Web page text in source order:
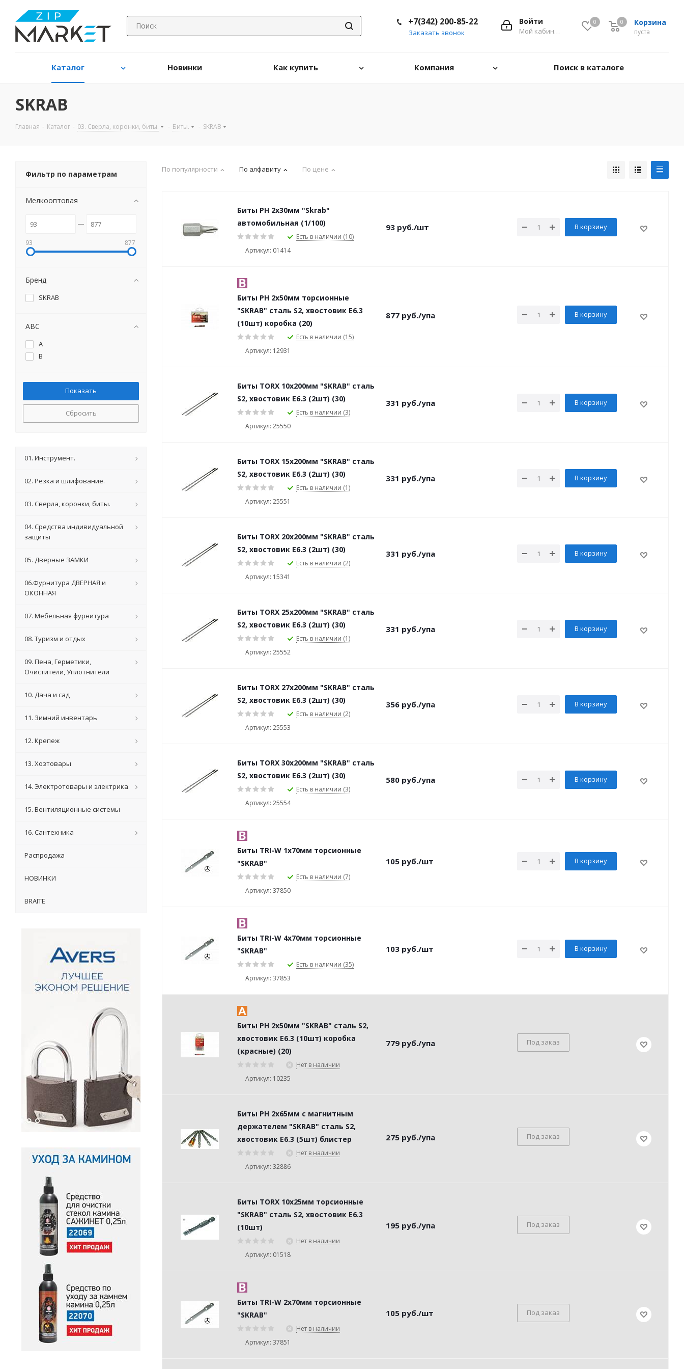
0 Корзина
0
пуста
0
Войти
Мой кабинет
+7(342) 200-85-22
Заказать звонок
Каталог Новинки Как купить Компания Поиск в каталоге
SKRAB
Главная - Каталог - 03. Сверла, коронки, биты. - Биты. - SKRAB
По популярности По алфавиту По цене
Биты PH 2х30мм "Skrab"
автомобильная (1/100)
Есть в наличии (10)
Артикул: 01414
93 руб./шт В корзину
Биты PH 2х50мм торсионные
"SKRAB" сталь S2, хвостовик Е6.3
(10шт) коробка (20)
Есть в наличии (15)
Артикул: 12931
877 руб./упа В корзину
Биты TORX 10х200мм "SKRAB" сталь
S2, хвостовик Е6.3 (2шт) (30)
Есть в наличии (3)
Артикул: 25550
331 руб./упа В корзину
Биты TORX 15х200мм "SKRAB" сталь
S2, хвостовик Е6.3 (2шт) (30)
Есть в наличии (1)
Артикул: 25551
331 руб./упа В корзину
Биты TORX 20х200мм "SKRAB" сталь
S2, хвостовик Е6.3 (2шт) (30)
Есть в наличии (2)
Артикул: 15341
331 руб./упа В корзину
Биты TORX 25х200мм "SKRAB" сталь
S2, хвостовик Е6.3 (2шт) (30)
Есть в наличии (1)
Артикул: 25552
331 руб./упа В корзину
Биты TORX 27х200мм "SKRAB" сталь
S2, хвостовик Е6.3 (2шт) (30)
Есть в наличии (2)
Артикул: 25553
356 руб./упа В корзину
Биты TORX 30х200мм "SKRAB" сталь
S2, хвостовик Е6.3 (2шт) (30)
Есть в наличии (3)
Артикул: 25554
580 руб./упа В корзину
Биты TRI-W 1х70мм торсионные
"SKRAB"
Есть в наличии (7)
Артикул: 37850
105 руб./шт В корзину
Биты TRI-W 4х70мм торсионные
"SKRAB"
Есть в наличии (35)
Артикул: 37853
103 руб./шт В корзину
Биты PH 2х50мм "SKRAB" сталь S2,
хвостовик Е6.3 (10шт) коробка
(красные) (20)
Нет в наличии
Артикул: 10235
779 руб./упа Под заказ
Биты PH 2х65мм с магнитным
держателем "SKRAB" сталь S2,
хвостовик Е6.3 (5шт) блистер
Нет в наличии
Артикул: 32886
275 руб./упа Под заказ
Биты TORX 10х25мм торсионные
"SKRAB" сталь S2, хвостовик Е6.3
(10шт)
Нет в наличии
Артикул: 01518
195 руб./упа Под заказ
Биты TRI-W 2х70мм торсионные
"SKRAB"
Нет в наличии
Артикул: 37851
105 руб./шт Под заказ
Фильтр по параметрам
Мелкооптовая
93 877
Бренд
SKRAB
ABC
A
B
Сбросить
01. Инструмент.
02. Резка и шлифование.
03. Сверла, коронки, биты.
04. Средства индивидуальной
защиты
05. Дверные ЗАМКИ
06.Фурнитура ДВЕРНАЯ и
ОКОННАЯ
07. Мебельная фурнитура
08. Туризм и отдых
09. Пена, Герметики,
Очистители, Уплотнители
10. Дача и сад
11. Зимний инвентарь
12. Крепеж
13. Хозтовары
14. Электротовары и электрика
15. Вентиляционные системы
16. Сантехника
Распродажа
НОВИНКИ
BRAITE